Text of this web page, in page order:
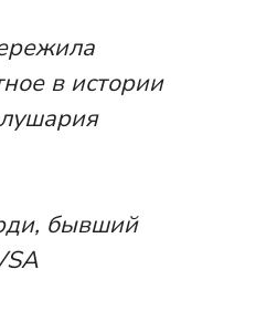
в истории
бывший